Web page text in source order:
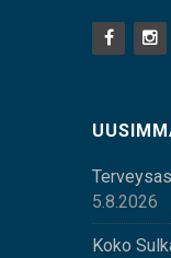
5.8.2026
Koko